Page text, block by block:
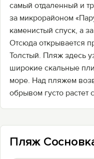
самый отдаленный и
за микрорайоном
каменистый спуск, а
Отсюда открывается
Толстый. Пляж здесь
широкие скальные
море. Над пляжем
обрывом густо растет
Пляж